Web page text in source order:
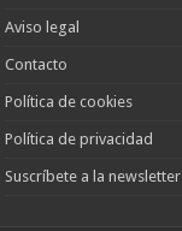
Aviso legal
Contacto
Política de cookies
Política de privacidad
Suscríbete a la newsletter